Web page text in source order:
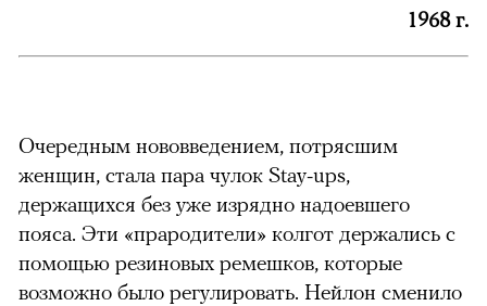
1968 г.
Очередным нововведением, потрясшим
женщин, стала пара чулок Stay-ups,
держащихся без уже изрядно надоевшего
пояса. Эти «прародители» колгот держались с
помощью резиновых ремешков, которые
возможно было регулировать. Нейлон сменило